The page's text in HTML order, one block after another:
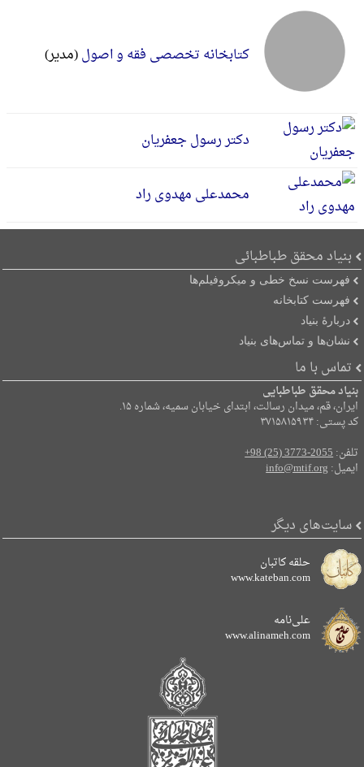
کتابخانه تخصصی فقه و اصول(مدیر)
دکتر رسول جعفریان
محمدعلی مهدوی راد
بنیاد محقق طباطبائی
فهرست نسخ خطی و میکروفیلم‌ها
فهرست کتابخانه
دربارۀ بنیاد
نشان‌ها و تماس‌های بنیاد
تماس با ما
بنیاد محقق طباطبایی
ایران، قم، میدان رسالت، ابتدای خیابان سمیه، شماره ۱۵.
کد پستی: ۳۷۱۵۸۱۵۹۳۴
تلفن:+98 (25) 3773-2055
ایمیل:info@mtif.org
سایت‌های دیگر
حلقه کاتبان
www.kateban.com
علی‌نامه
www.alinameh.com